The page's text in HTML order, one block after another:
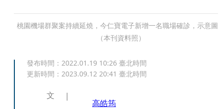
桃園機場群聚案持續延燒，今仁寶電子新增一名職場確診，示意圖
（本刊資料照）
發布時間： 2022.01.19 10:26 臺北時間
更新時間： 2023.09.12 20:41 臺北時間
文
高皓筠